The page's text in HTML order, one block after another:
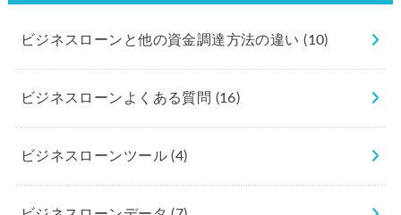
ビジネスローンと他の資金調達方法の違い(10)
ビジネスローンよくある質問 (16)
ビジネスローンツール(4)